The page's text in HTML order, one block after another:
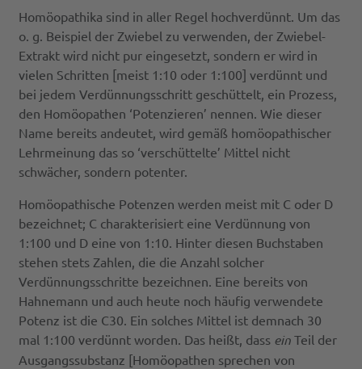
Homöopathika sind in aller Regel hochverdünnt. Um das
o. g. Beispiel der Zwiebel zu verwenden, der Zwiebel-
Extrakt wird nicht pur eingesetzt, sondern er wird in
vielen Schritten [meist 1:10 oder 1:100] verdünnt und
bei jedem Verdünnungsschritt geschüttelt, ein Prozess,
den Homöopathen ‘Potenzieren’ nennen. Wie dieser
Name bereits andeutet, wird gemäß homöopathischer
Lehrmeinung das so ‘verschüttelte’ Mittel nicht
schwächer, sondern potenter.
Homöopathische Potenzen werden meist mit C oder D
bezeichnet; C charakterisiert eine Verdünnung von
1:100 und D eine von 1:10. Hinter diesen Buchstaben
stehen stets Zahlen, die die Anzahl solcher
Verdünnungsschritte bezeichnen. Eine bereits von
Hahnemann und auch heute noch häufig verwendete
Potenz ist die C30. Ein solches Mittel ist demnach 30
mal 1:100 verdünnt worden. Das heißt, dass einTeil der
Ausgangssubstanz [Homöopathen sprechen von